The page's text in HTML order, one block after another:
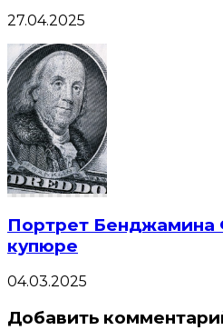
27.04.2025
Портрет Бенджамина
купюре
04.03.2025
Добавить